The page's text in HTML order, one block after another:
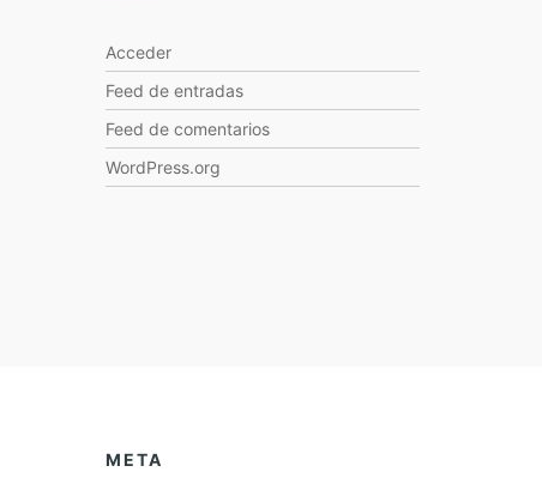
Acceder
Feed de entradas
Feed de comentarios
WordPress.org
META